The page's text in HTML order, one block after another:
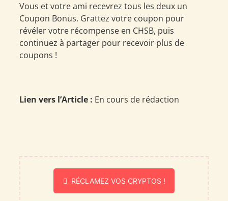
Vous et votre ami recevrez tous les deux un
Coupon Bonus. Grattez votre coupon pour
révéler votre récompense en CHSB, puis
continuez à partager pour recevoir plus de
coupons !
Lien vers l’Article : En cours de rédaction
RÉCLAMEZ VOS CRYPTOS !